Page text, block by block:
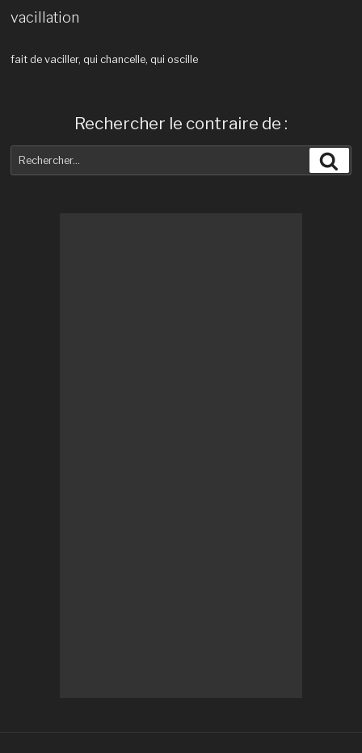
vacillation
fait de vaciller, qui chancelle, qui oscille
Rechercher le contraire de :
pour